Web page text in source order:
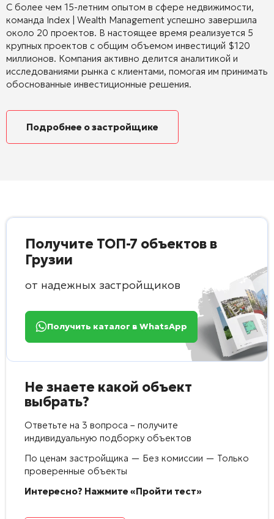
С более чем 15-летним опытом в сфере недвижимости,
команда Index | Wealth Management успешно завершила
около 20 проектов. В настоящее время реализуется 5
крупных проектов с общим объемом инвестиций $120
миллионов. Компания активно делится аналитикой и
исследованиями рынка с клиентами, помогая им принимать
обоснованные инвестиционные решения.
Подробнее о застройщике
Получите ТОП-7 объектов в
Грузии
от надежных застройщиков
Получить каталог в WhatsApp
Не знаете какой объект
выбрать?
Ответьте на 3 вопроса – получите
индивидуальную подборку объектов
По ценам застройщика — Без комиссии — Только
проверенные объекты
Интересно? Нажмите «Пройти тест»